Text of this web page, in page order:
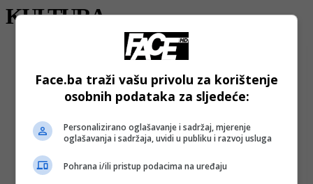
KULTURA
Face.ba traži vašu privolu za korištenje
osobnih podataka za sljedeće:
Personalizirano oglašavanje i sadržaj, mjerenje
oglašavanja i sadržaja, uvidi u publiku i razvoj usluga
Pohrana i/ili pristup podacima na uređaju